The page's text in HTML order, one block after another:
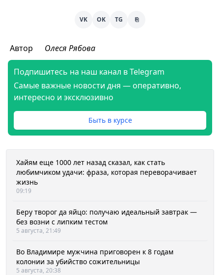
VK OK TG ⎘
Автор Олеся Рябова
Подпишитесь на наш канал в Telegram
Самые важные новости дня — оперативно,
интересно и эксклюзивно
Быть в курсе
Хайям еще 1000 лет назад сказал, как стать
любимчиком удачи: фраза, которая переворачивает
жизнь
09:19
Беру творог да яйцо: получаю идеальный завтрак —
без возни с липким тестом
5 августа, 21:49
Во Владимире мужчина приговорен к 8 годам
колонии за убийство сожительницы
5 августа, 20:38